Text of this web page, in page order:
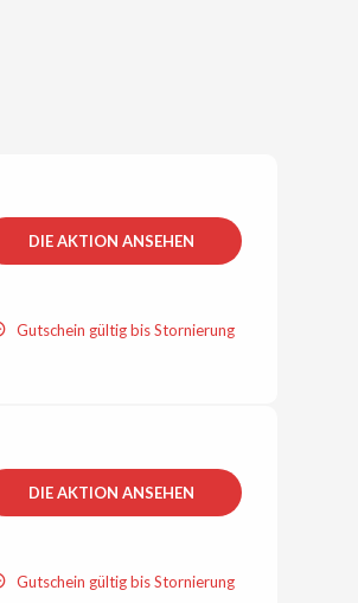
DIE AKTION ANSEHEN
Gutschein gültig bis Stornierung
DIE AKTION ANSEHEN
Gutschein gültig bis Stornierung